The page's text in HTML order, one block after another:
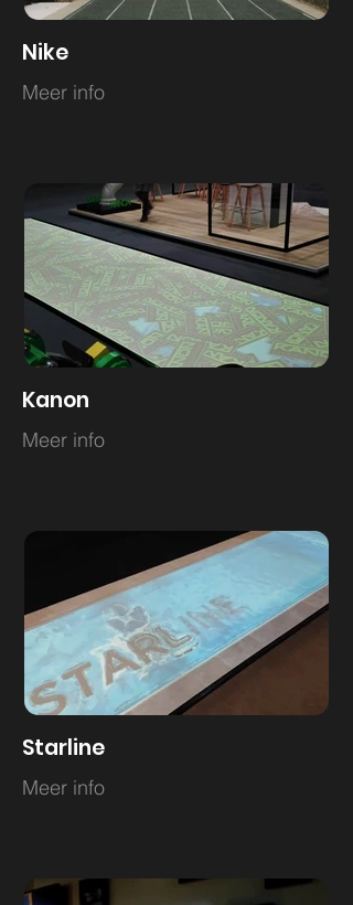
Nike
Meer info
Kanon
Meer info
Starline
Meer info